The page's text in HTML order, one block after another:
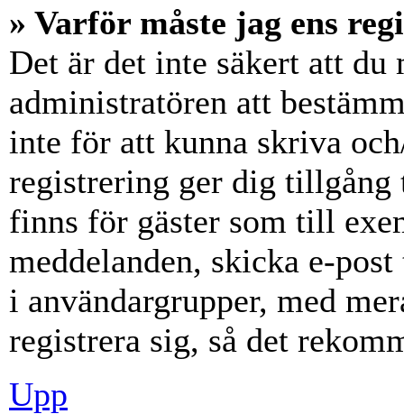
» Varför måste jag ens
Det är det inte säkert att
administratören att
inte för att kunna skriva
registrering ger dig
finns för gäster som till
meddelanden, skicka e-
i användargrupper, med
registrera sig, så det
Upp